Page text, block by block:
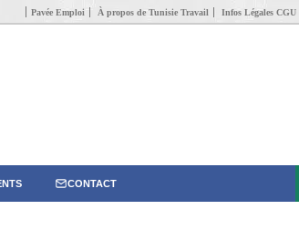
Pavée Emploi À propos de Tunisie Travail Infos Légales CGU
CONTACT